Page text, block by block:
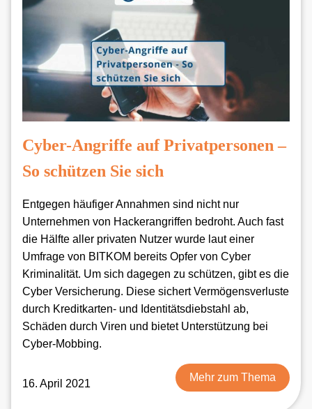
Cyber-Angriffe auf Privatpersonen –
So schützen Sie sich
Entgegen häufiger Annahmen sind nicht nur
Unternehmen von Hackerangriffen bedroht. Auch fast
die Hälfte aller privaten Nutzer wurde laut einer
Umfrage von BITKOM bereits Opfer von Cyber
Kriminalität. Um sich dagegen zu schützen, gibt es die
Cyber Versicherung. Diese sichert Vermögensverluste
durch Kreditkarten- und Identitätsdiebstahl ab,
Schäden durch Viren und bietet Unterstützung bei
Cyber-Mobbing.
16. April 2021
Mehr zum Thema